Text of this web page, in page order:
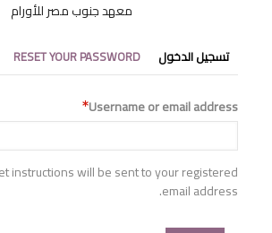
معهد جنوب مصر للأورام
التبويبات
الأساسية
تسجيل الدخول RESET YOUR PASSWORD
Username or email address
instructions will be sent to your registered
email address.